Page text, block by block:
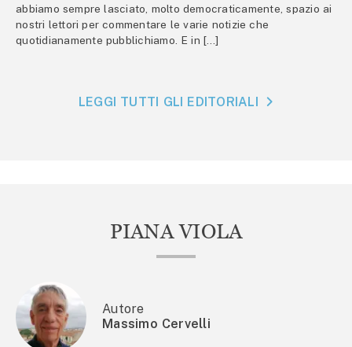
abbiamo sempre lasciato, molto democraticamente, spazio ai
nostri lettori per commentare le varie notizie che
quotidianamente pubblichiamo. E in […]
LEGGI TUTTI GLI EDITORIALI
PIANA VIOLA
Autore
Massimo Cervelli